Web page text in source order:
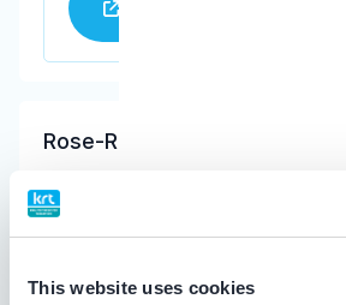
This website uses cookies
Rose-Ramhorst, M.
Silvoldseweg 29a, Terborg 7061 DL